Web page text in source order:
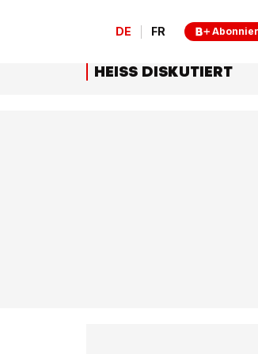
DE FR
HEISS DISKUTIERT